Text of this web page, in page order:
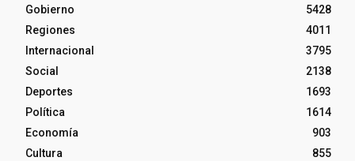
Gobierno
5428
Regiones
4011
Internacional
3795
Social
2138
Deportes
1693
Política
1614
Economía
903
Cultura
855